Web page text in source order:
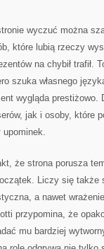
wyczuć można
które lubią rzeczy
na chybił trafił.
szuka własnego
wygląda prestiżowo.
jak i osoby, które
upominek.
że strona porusza
Liczy się także
a nawet
przypomina, że
mu bardziej